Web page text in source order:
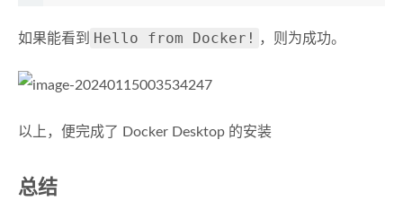
如果能看到 Hello from Docker! ，则为成功。
以上，便完成了 Docker Desktop 的安装
总结